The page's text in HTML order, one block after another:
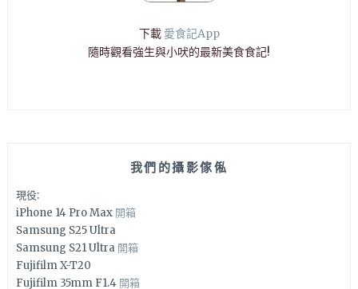
下載 愛食記App
隨時觀看強生與小吠的最新美食食記!
我們的攝影傢俬
現役:
iPhone 14 Pro Max 開箱
Samsung S25 Ultra
Samsung S21 Ultra 開箱
Fujifilm X-T20
Fujifilm 35mm F1.4 開箱